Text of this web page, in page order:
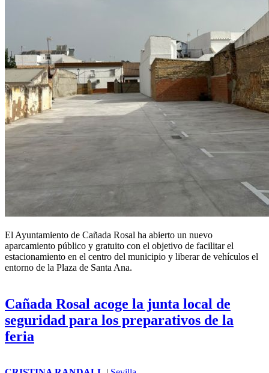
El Ayuntamiento de Cañada Rosal ha abierto un nuevo
aparcamiento público y gratuito con el objetivo de facilitar el
estacionamiento en el centro del municipio y liberar de vehículos el
entorno de la Plaza de Santa Ana.
Cañada Rosal acoge la junta local de
seguridad para los preparativos de la
feria